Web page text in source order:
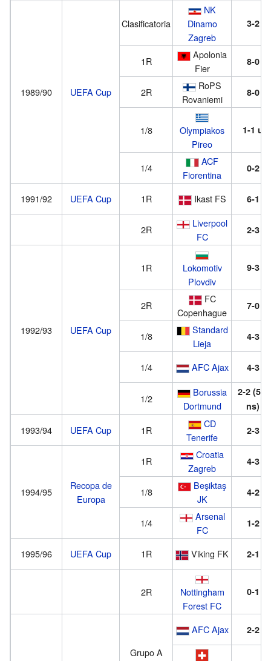
1989/90 UEFA Cup
Clasificatoria
NK
Dinamo
Zagreb
3-2
1R
Apolonia
Fier
8-0
2R
RoPS
Rovaniemi
8-0
1/8
Olympiakos
Pireo
1-1 u
1/4
ACF
Fiorentina
0-2
1991/92 UEFA Cup 1R Ikast FS 6-1
2R
Liverpool
FC
2-3
1992/93 UEFA Cup
1R
Lokomotiv
Plovdiv
9-3
2R
FC
Copenhague
7-0
1/8
Standard
Lieja
4-3
1/4 AFC Ajax 4-3
1/2
Borussia
Dortmund
2-2 (5-6
ns)
1993/94 UEFA Cup 1R
CD
Tenerife
2-3
1994/95
Recopa de
Europa
1R
Croatia
Zagreb
4-3
1/8
Beşiktaş
JK
4-2
1/4
Arsenal
FC
1-2
1995/96 UEFA Cup 1R Viking FK 2-1
2R
Nottingham
Forest FC
0-1
Grupo A
AFC Ajax 2-2